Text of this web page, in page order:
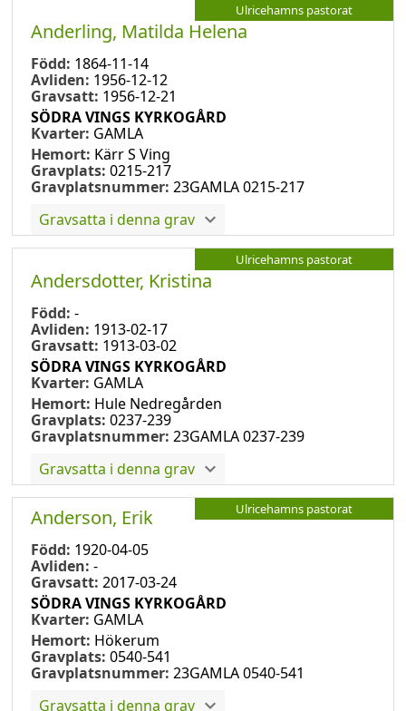
Ulricehamns pastorat
Anderling, Matilda Helena
Född: 1864-11-14
Avliden: 1956-12-12
Gravsatt: 1956-12-21
SÖDRA VINGS KYRKOGÅRD
Kvarter: GAMLA
Hemort: Kärr S Ving
Gravplats: 0215-217
Gravplatsnummer: 23GAMLA 0215-217
Gravsatta i denna grav
Ulricehamns pastorat
Andersdotter, Kristina
Född: -
Avliden: 1913-02-17
Gravsatt: 1913-03-02
SÖDRA VINGS KYRKOGÅRD
Kvarter: GAMLA
Hemort: Hule Nedregården
Gravplats: 0237-239
Gravplatsnummer: 23GAMLA 0237-239
Gravsatta i denna grav
Ulricehamns pastorat
Anderson, Erik
Född: 1920-04-05
Avliden: -
Gravsatt: 2017-03-24
SÖDRA VINGS KYRKOGÅRD
Kvarter: GAMLA
Hemort: Hökerum
Gravplats: 0540-541
Gravplatsnummer: 23GAMLA 0540-541
Gravsatta i denna grav